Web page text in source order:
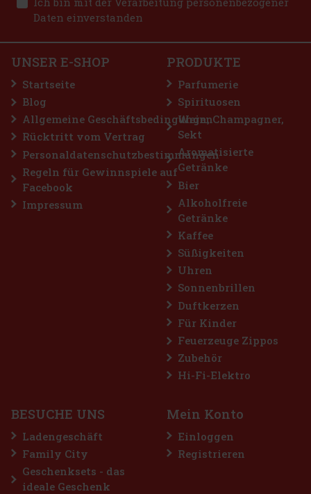
Bestellen
AUF LAGER(5 st)
zauberhaften Region Pálava, der aus Trauben der Sorte Pálava –
den aromatischen Perlen der mährischen Weinberge – hergestellt
wird. Dieser außergewöhnliche Weinbrand stammt aus einer
28.93 € ohne VAT
FLERET Tradice Aprikosen 40% 0,5 l
FLERET Tradice Aprikosen basiert auf einer einzigen Sorte und
einer bewährten Region. Die Grundlage bilden Aprikosen aus der
Region Velké Pavlovice, die seit langem als eine der besten
Daten einverstanden
UNSER E-SHOP
Startseite
Blog
Allgemeine Geschäftsbedingungen
Rücktritt vom Vertrag
Personaldatenschutzbestimmungen
Regeln für Gewinnspiele auf
Facebook
Impressum
PRODUKTE
Parfumerie
Spirituosen
Wein, Champagner,
Sekt
Aromatisierte
Getränke
Bier
Alkoholfreie
Getränke
Kaffee
Süßigkeiten
Uhren
Sonnenbrillen
Duftkerzen
Für Kinder
Feuerzeuge Zippos
Zubehör
Hi-Fi-Elektro
BESUCHE UNS
Ladengeschäft
Family City
Geschenksets - das
ideale Geschenk
Mein Konto
Einloggen
Registrieren